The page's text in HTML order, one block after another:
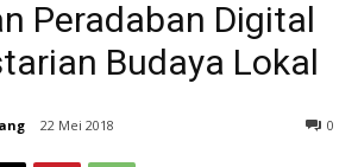
Peradaban Digital
Budaya Lokal
22 Mei 2018 0